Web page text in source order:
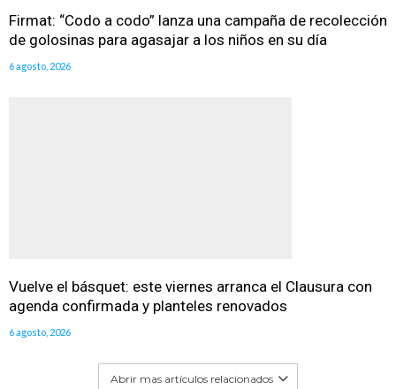
Firmat: “Codo a codo” lanza una campaña de recolección
de golosinas para agasajar a los niños en su día
6 agosto, 2026
Vuelve el básquet: este viernes arranca el Clausura con
agenda confirmada y planteles renovados
6 agosto, 2026
Abrir mas artículos relacionados